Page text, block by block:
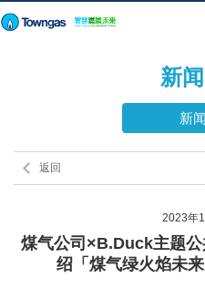
送人披露身份证号码、银
个人资料，以免蒙受损失
时致电煤气公司客户服务
邮：
新
新
返回
2023年
煤气公司×B.Duck主题
绍「煤气绿火焰未